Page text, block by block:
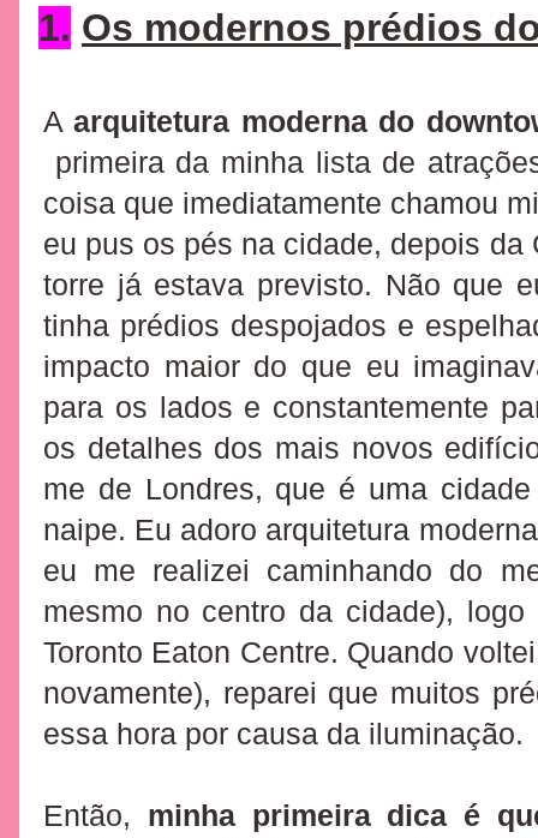
1. Os modernos prédios
Aarquitetura moderna do
primeira da minha lista de
coisa que imediatamente chamou
eu pus os pés na cidade, depois da
torre já estava previsto. Não que
tinha prédios despojados e
impacto maior do que eu
para os lados e constantemente
os detalhes dos mais novos
me de Londres, que é uma
naipe. Eu adoro arquitetura
eu me realizei caminhando do
mesmo no centro da cidade),
Toronto Eaton Centre. Quando
novamente), reparei que muitos
essa hora por causa da iluminação.
Então, minha primeira dica é